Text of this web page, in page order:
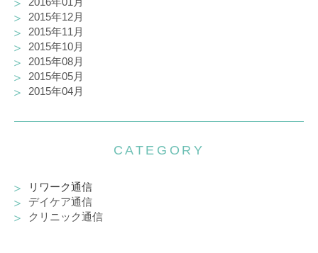
2015年12月
2015年11月
2015年10月
2015年08月
2015年05月
2015年04月
CATEGORY
リワーク通信
デイケア通信
クリニック通信